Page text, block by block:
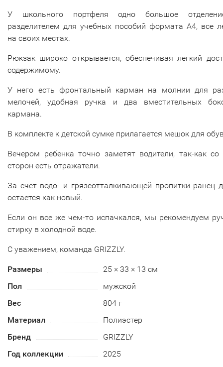
У школьного портфеля одно большое
разделителем для учебных пособий формата А4, все
на своих местах.
Рюкзак широко открывается, обеспечивая легкий
содержимому.
У него есть фронтальный карман на молнии для
мелочей, удобная ручка и два вместительных
кармана.
В комплекте к детской сумке прилагается мешок для
Вечером ребенка точно заметят водители, так-как со
сторон есть отражатели.
За счет водо- и грязеотталкивающей пропитки ранец
остается как новый.
Если он все же чем-то испачкался, мы рекомендуем
стирку в холодной воде.
С уважением, команда GRIZZLY.
Размеры
25 × 33 × 13 см
Пол
мужской
Вес
804 г
Материал
Полиэстер
Бренд
GRIZZLY
Год коллекции
2025